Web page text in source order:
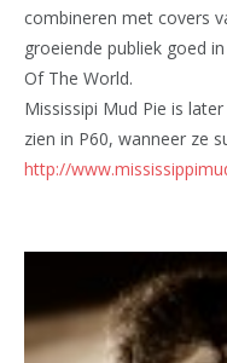
combineren met covers
groeiende publiek goed
Of The World.
Mississipi Mud Pie is
zien in P60, wanneer ze
http://